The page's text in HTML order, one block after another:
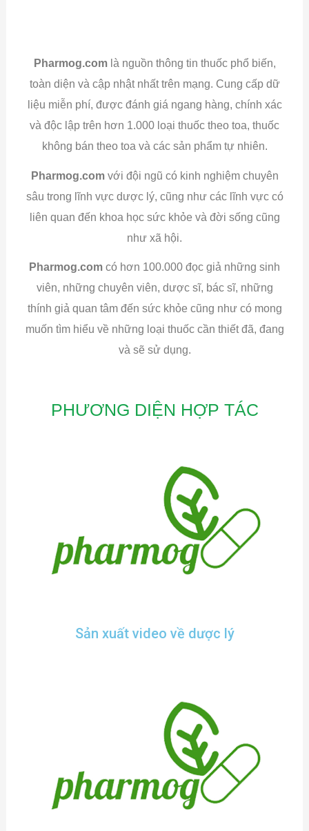
Pharmog.comlà nguồn thông tin thuốc phổ biến,
toàn diện và cập nhật nhất trên mạng. Cung cấp dữ
liệu miễn phí, được đánh giá ngang hàng, chính xác
và độc lập trên hơn 1.000 loại thuốc theo toa, thuốc
không bán theo toa và các sản phẩm tự nhiên.
Pharmog.comvới đội ngũ có kinh nghiệm chuyên
sâu trong lĩnh vực dược lý, cũng như các lĩnh vực có
liên quan đến khoa học sức khỏe và đời sống cũng
như xã hội.
Pharmog.com có hơn 100.000 đọc giả những sinh
viên, những chuyên viên, dược sĩ, bác sĩ, những
thính giả quan tâm đến sức khỏe cũng như có mong
muốn tìm hiểu về những loại thuốc cần thiết đã, đang
và sẽ sử dụng.
PHƯƠNG DIỆN HỢP TÁC
Sản xuất video về dược lý